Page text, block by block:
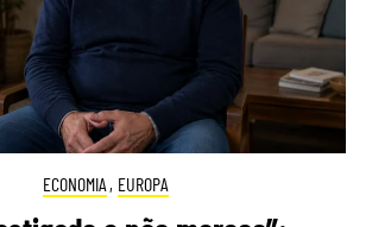
ECONOMIA , EUROPA